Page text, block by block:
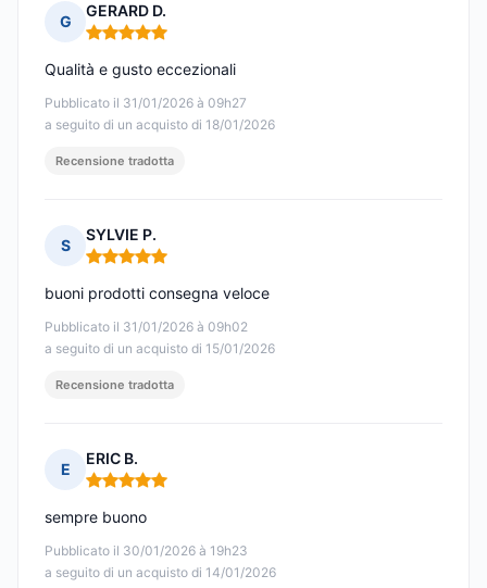
G
GERARD D.
Nota: 5 su 5
Pubblicato il 31/01/2026 à 09h27
a seguito di un acquisto di 18/01/2026
Qualità e gusto eccezionali
Recensione tradotta
S
SYLVIE P.
Nota: 5 su 5
Pubblicato il 31/01/2026 à 09h02
a seguito di un acquisto di 15/01/2026
buoni prodotti consegna veloce
Recensione tradotta
E
ERIC B.
Nota: 5 su 5
Pubblicato il 30/01/2026 à 19h23
a seguito di un acquisto di 14/01/2026
sempre buono